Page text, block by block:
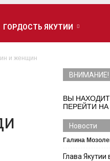
ГОРДОСТЬ ЯКУТИИ
и женщин
ВНИМАНИЕ!
ВЫ
ПЕРЕЙТИ НА
Новости
Галина
Глава